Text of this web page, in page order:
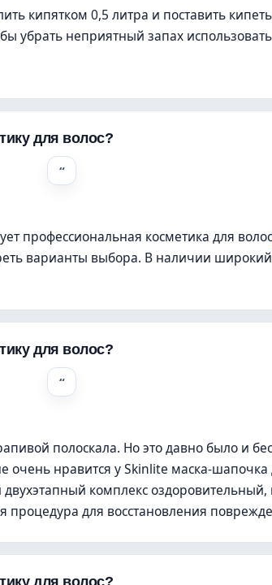
кипятком 0,5 литра и поставить
убрать неприятный запах
для волос?
профессиональная косметика для волос
варианты выбора. В наличии
для волос?
полоскала. Но это давно было и
очень нравится у Skinlite маска-
комплекс
процедура для восстановления
для волос?